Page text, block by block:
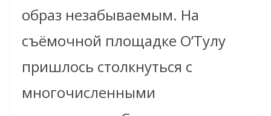
образ незабываемым. На
съёмочной площадке О’Тулу
пришлось столкнуться с
многочисленными